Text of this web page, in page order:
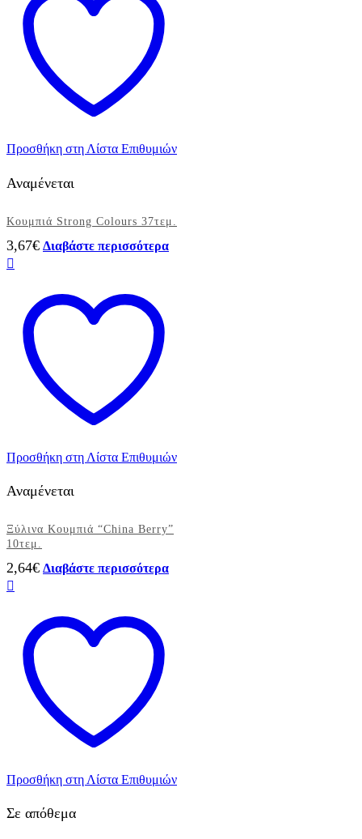
Προσθήκη στη Λίστα Επιθυμιών
Αναμένεται
Κουμπιά Strong Colours 37τεμ.
3,67€ Διαβάστε περισσότερα
Προσθήκη στη Λίστα Επιθυμιών
Αναμένεται
Ξύλινα Κουμπιά “China Berry”
10τεμ.
2,64€ Διαβάστε περισσότερα
Προσθήκη στη Λίστα Επιθυμιών
Σε απόθεμα